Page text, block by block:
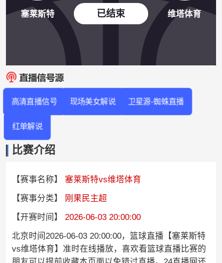
塞莱斯特 已结束 维塔体育
高清直播信号 现场美女解说 卫星源-蜘蛛直播
红单解说
比赛介绍
【赛事名称】
塞莱斯特vs维塔体育
【赛事分类】
刚果民主超
【开赛时间】
2026-06-03 20:00:00
北京时间2026-06-03 20:00:00，篮球直播【塞莱斯特
vs维塔体育】准时在线播放，喜欢看篮球直播比赛的